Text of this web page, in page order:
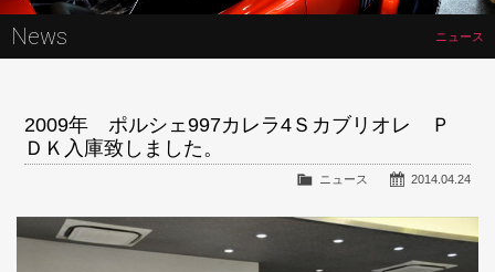
News ニュース
2009年 ポルシェ997カレラ4Ｓカブリオレ Ｐ
ＤＫ入庫致しました。
2014.04.24
ニュース